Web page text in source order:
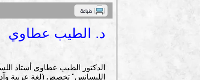
د. الطيب عطاوي
الدكتور الطيب عطاوي أستاذ